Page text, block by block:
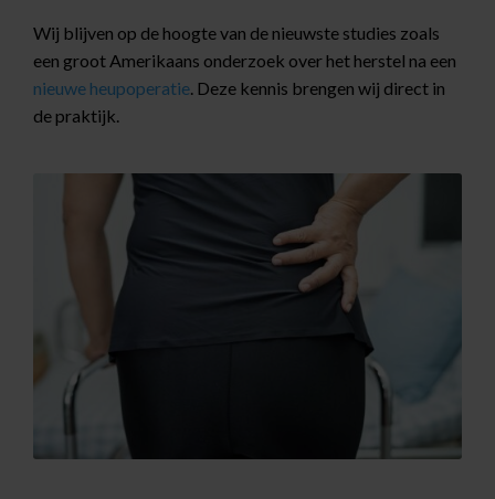
Wij blijven op de hoogte van de nieuwste studies zoals
een groot Amerikaans onderzoek over het herstel na een
nieuwe heupoperatie. Deze kennis brengen wij direct in
de praktijk.